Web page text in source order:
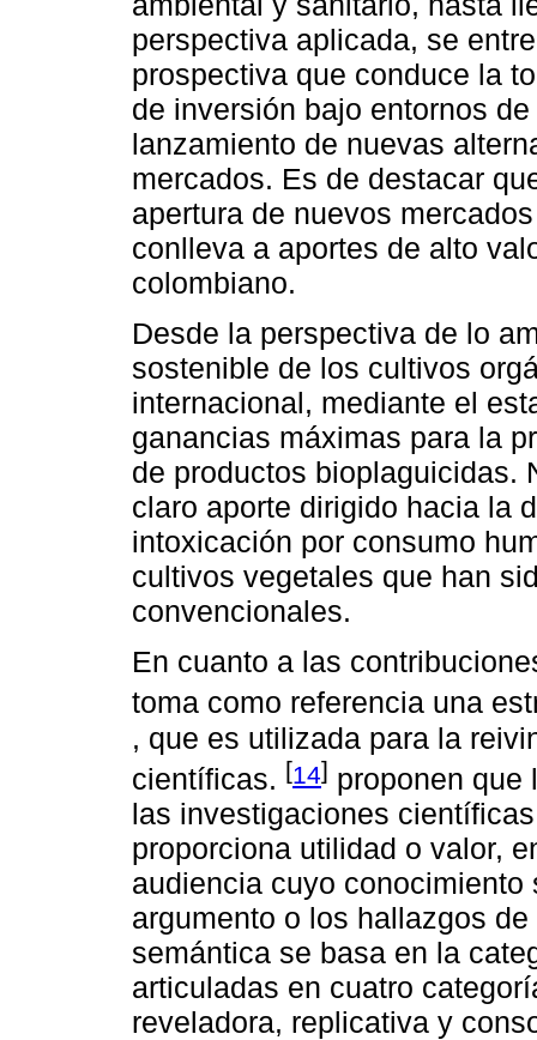
perspectiva aplicada, se
prospectiva que conduce la
de inversión bajo entornos
lanzamiento de nuevas
mercados. Es de destacar
apertura de nuevos
conlleva a aportes de alto
colombiano.
Desde la perspectiva de lo
sostenible de los cultivos
internacional, mediante el
ganancias máximas para la
de productos bioplaguicidas.
claro aporte dirigido hacia la
intoxicación por consumo
cultivos vegetales que han
convencionales.
En cuanto a las
toma como referencia una
, que es utilizada para la
científicas. [14] proponen que
las investigaciones
proporciona utilidad o valor,
audiencia cuyo
argumento o los hallazgos
semántica se basa en la
articuladas en cuatro
reveladora, replicativa y